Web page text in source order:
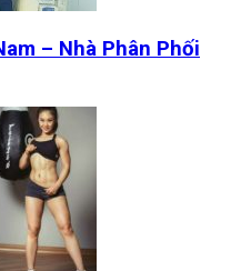
– Nhà Phân Phối